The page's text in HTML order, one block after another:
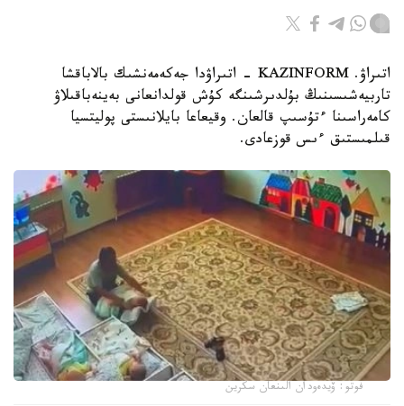
اتىراۋ. KAZINFORM - اتىراۋدا جەكەمەنشىك بالاباقشا
تاربيەشىسىنىڭ بۇلدىرشىنگە كۇش قولدانعانى بەينەباقىلاۋ
كامەراسىنا ءتۇسىپ قالعان. وقيعاعا بايلانىستى پوليتسيا
قىلمىستىق ءىس قوزعادى.
فوتو: ۆيدەودان الىنعان سكرين